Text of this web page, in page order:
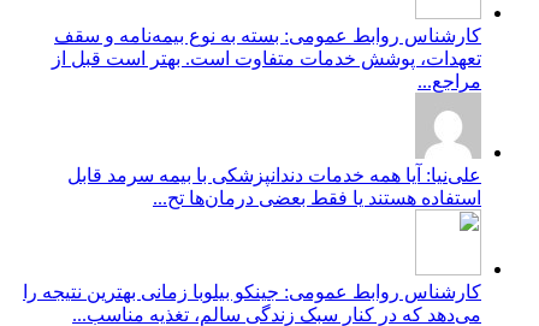
کارشناس روابط عمومی: بسته به نوع بیمه‌نامه و سقف
تعهدات، پوشش خدمات متفاوت است. بهتر است قبل از
مراجع...
علی‌نیا: آیا همه خدمات دندانپزشکی با بیمه سرمد قابل
استفاده هستند یا فقط بعضی درمان‌ها تح...
کارشناس روابط عمومی: جینکو بیلوبا زمانی بهترین نتیجه را
می‌دهد که در کنار سبک زندگی سالم، تغذیه مناسب...